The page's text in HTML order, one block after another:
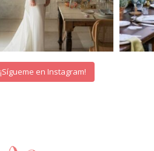
¡Sígueme en Instagram!